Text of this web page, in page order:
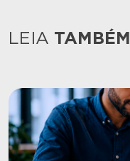
LEIA TAMBÉM